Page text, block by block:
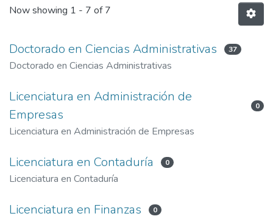
Now showing 1 - 7 of 7
Doctorado en Ciencias Administrativas 37
Doctorado en Ciencias Administrativas
Licenciatura en Administración de
Empresas
0
Licenciatura en Administración de Empresas
Licenciatura en Contaduría 0
Licenciatura en Contaduría
Licenciatura en Finanzas 0